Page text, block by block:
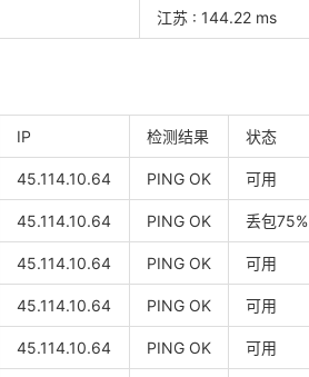
江苏 : 144.22 ms
IP 检测结果 状态
45.114.10.64 PING OK 可用
45.114.10.64 PING OK 丢包75%
45.114.10.64 PING OK 可用
45.114.10.64 PING OK 可用
45.114.10.64 PING OK 可用